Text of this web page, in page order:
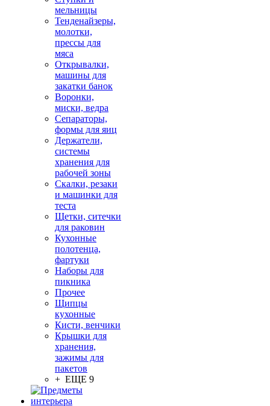
мельницы
Тенденайзеры,
молотки,
прессы для
мяса
Открывалки,
машины для
закатки банок
Воронки,
миски, ведра
Сепараторы,
формы для яиц
Держатели,
системы
хранения для
рабочей зоны
Скалки, резаки
и машинки для
теста
Щетки, ситечки
для раковин
Кухонные
полотенца,
фартуки
Наборы для
пикника
Прочее
Щипцы
кухонные
Кисти, венчики
Крышки для
хранения,
зажимы для
пакетов
+ ЕЩЕ 9